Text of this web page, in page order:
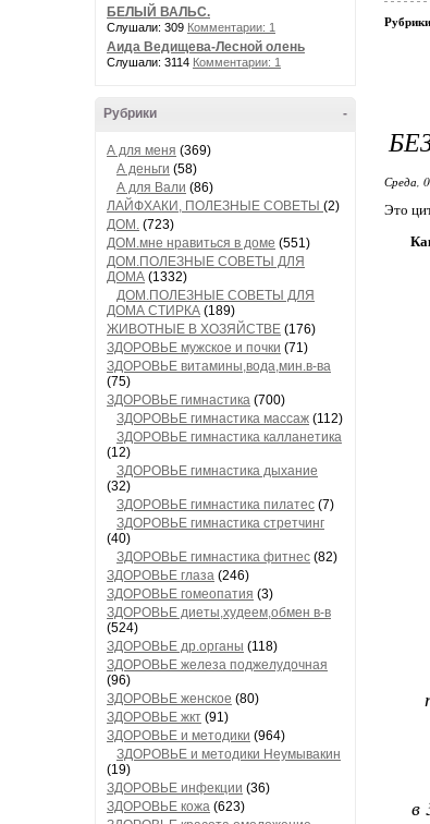
БЕЛЫЙ ВАЛЬС.
Слушали: 309 Комментарии: 1
Аида Ведищева-Лесной олень
Слушали: 3114 Комментарии: 1
-
Рубрики
А для меня (369)
А деньги (58)
А для Вали (86)
ЛАЙФХАКИ, ПОЛЕЗНЫЕ СОВЕТЫ (2)
ДОМ. (723)
ДОМ.мне нравиться в доме (551)
ДОМ.ПОЛЕЗНЫЕ СОВЕТЫ ДЛЯ
ДОМА (1332)
ДОМ.ПОЛЕЗНЫЕ СОВЕТЫ ДЛЯ
ДОМА СТИРКА (189)
ЖИВОТНЫЕ В ХОЗЯЙСТВЕ (176)
ЗДОРОВЬЕ мужское и почки (71)
ЗДОРОВЬЕ витамины,вода,мин.в-ва
(75)
ЗДОРОВЬЕ гимнастика (700)
ЗДОРОВЬЕ гимнастика массаж (112)
ЗДОРОВЬЕ гимнастика калланетика
(12)
ЗДОРОВЬЕ гимнастика дыхание
(32)
ЗДОРОВЬЕ гимнастика пилатес (7)
ЗДОРОВЬЕ гимнастика стретчинг
(40)
ЗДОРОВЬЕ гимнастика фитнес (82)
ЗДОРОВЬЕ глаза (246)
ЗДОРОВЬЕ гомеопатия (3)
ЗДОРОВЬЕ диеты,худеем,обмен в-в
(524)
ЗДОРОВЬЕ др.органы (118)
ЗДОРОВЬЕ железа поджелудочная
(96)
ЗДОРОВЬЕ женское (80)
ЗДОРОВЬЕ жкт (91)
ЗДОРОВЬЕ и методики (964)
ЗДОРОВЬЕ и методики Неумывакин
(19)
ЗДОРОВЬЕ инфекции (36)
ЗДОРОВЬЕ кожа (623)
Среда,
Это
в